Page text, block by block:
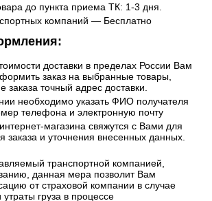
до пункта приема ТК: 1-3 дня.
компаний — Бесплатно
доставки в пределах России Вам
заказ на выбранные товары,
заказа точный адрес доставки.
необходимо указать ФИО получателя
телефона и электронную почту
магазина свяжутся с Вами для
заказа и уточнения внесенных данных.
транспортной компанией,
данная мера позволит Вам
от страховой компании в случае
груза в процессе